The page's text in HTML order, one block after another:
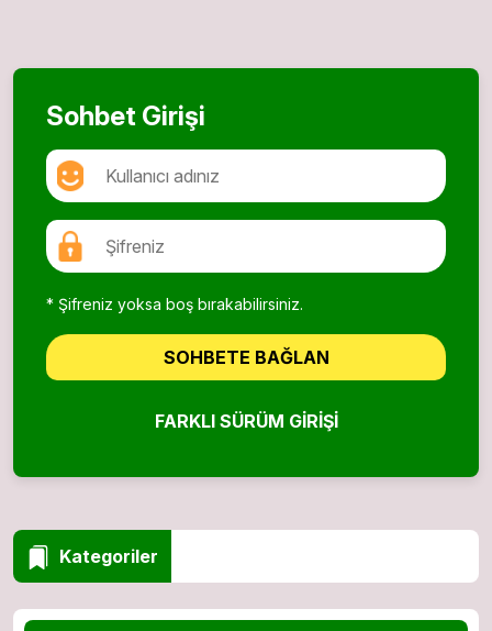
Sohbet Girişi
* Şifreniz yoksa boş bırakabilirsiniz.
SOHBETE BAĞLAN
FARKLI SÜRÜM GIRIŞI
Kategoriler